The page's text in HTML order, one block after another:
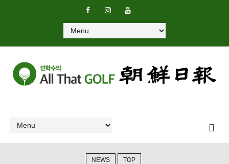
NEWS TOP